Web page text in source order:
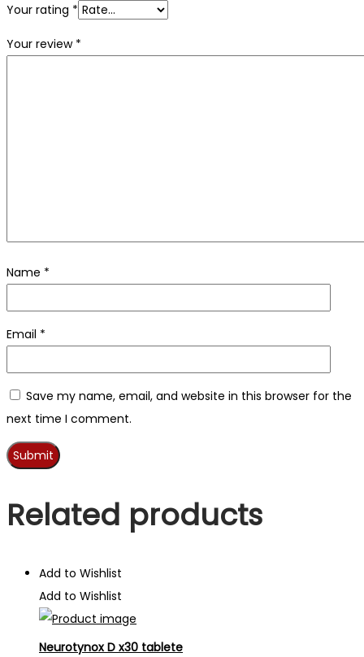
Your rating *
Your review *
Name *
Email *
Save my name, email, and website in this browser for the
next time I comment.
Related products
Add to Wishlist
Add to Wishlist
Neurotynox D x30 tablete